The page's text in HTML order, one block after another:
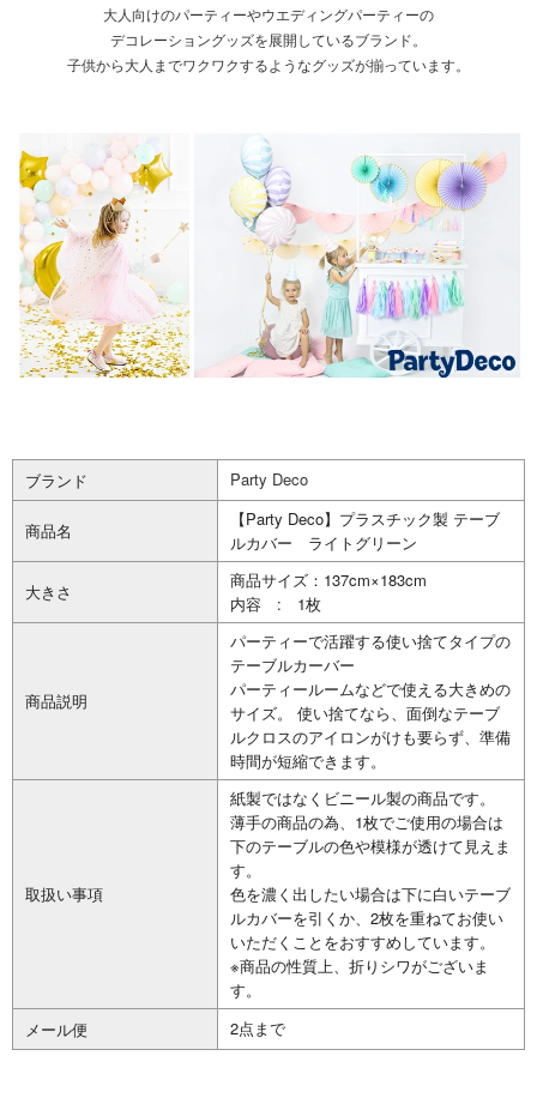
大人向けのパーティーやウエディングパーティーの
デコレーショングッズを展開しているブランド。
子供から大人までワクワクするようなグッズが揃っています。
ブランド Party Deco
商品名
【Party Deco】プラスチック製 テーブ
ルカバー ライトグリーン
大きさ
商品サイズ：137cm×183cm
内容 : 1枚
商品説明
パーティーで活躍する使い捨てタイプの
テーブルカーバー
パーティールームなどで使える大きめの
サイズ。 使い捨てなら、面倒なテーブ
ルクロスのアイロンがけも要らず、準備
時間が短縮できます。
取扱い事項
紙製ではなくビニール製の商品です。
薄手の商品の為、1枚でご使用の場合は
下のテーブルの色や模様が透けて見えま
す。
色を濃く出したい場合は下に白いテーブ
ルカバーを引くか、2枚を重ねてお使い
いただくことをおすすめしています。
※商品の性質上、折りシワがございま
す。
メール便
2点まで